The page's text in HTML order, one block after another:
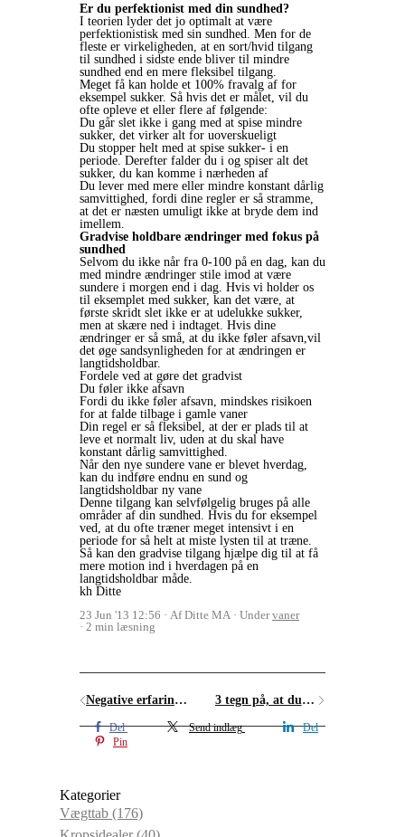
Er du perfektionist med din sundhed?
I teorien lyder det jo optimalt at være
perfektionistisk med sin sundhed. Men for de
fleste er virkeligheden, at en sort/hvid tilgang
til sundhed i sidste ende bliver til mindre
sundhed end en mere fleksibel tilgang.
Meget få kan holde et 100% fravalg af for
eksempel sukker. Så hvis det er målet, vil du
ofte opleve et eller flere af følgende:
Du går slet ikke i gang med at spise mindre
sukker, det virker alt for uoverskueligt
Du stopper helt med at spise sukker- i en
periode. Derefter falder du i og spiser alt det
sukker, du kan komme i nærheden af
Du lever med mere eller mindre konstant dårlig
samvittighed, fordi dine regler er så stramme,
at det er næsten umuligt ikke at bryde dem ind
imellem.
Gradvise holdbare ændringer med fokus på
sundhed
Selvom du ikke når fra 0-100 på en dag, kan du
med mindre ændringer stile imod at være
sundere i morgen end i dag. Hvis vi holder os
til eksemplet med sukker, kan det være, at
første skridt slet ikke er at udelukke sukker,
men at skære ned i indtaget. Hvis dine
ændringer er så små, at du ikke føler afsavn,vil
det øge sandsynligheden for at ændringen er
langtidsholdbar.
Fordele ved at gøre det gradvist
Du føler ikke afsavn
Fordi du ikke føler afsavn, mindskes risikoen
for at falde tilbage i gamle vaner
Din regel er så fleksibel, at der er plads til at
leve et normalt liv, uden at du skal have
konstant dårlig samvittighed.
Når den nye sundere vane er blevet hverdag,
kan du indføre endnu en sund og
langtidsholdbar ny vane
Denne tilgang kan selvfølgelig bruges på alle
områder af din sundhed. Hvis du for eksempel
ved, at du ofte træner meget intensivt i en
periode for så helt at miste lysten til at træne.
Så kan den gradvise tilgang hjælpe dig til at få
mere motion ind i hverdagen på en
langtidsholdbar måde.
kh Ditte
23 Jun '13 12:56
Af Ditte MA Undervaner
2 min læsning
Negative erfaringer kan forhindre god kommunikation 3 tegn på, at du er (for) perfektionistisk
Del Send indlæg
Del
Pin
Kategorier
Vægttab (176)